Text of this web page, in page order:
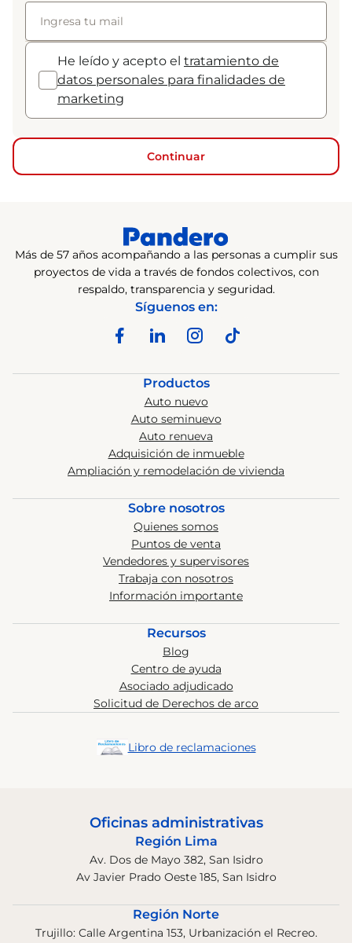
He leído y acepto el tratamiento de
datos personales para finalidades de
marketing
Continuar
Más de 57 años acompañando a las personas a cumplir sus
proyectos de vida a través de fondos colectivos, con
respaldo, transparencia y seguridad.
Síguenos en:
Productos
Auto nuevo
Auto seminuevo
Auto renueva
Adquisición de inmueble
Ampliación y remodelación de vivienda
Sobre nosotros
Quienes somos
Puntos de venta
Vendedores y supervisores
Trabaja con nosotros
Información importante
Recursos
Blog
Centro de ayuda
Asociado adjudicado
Solicitud de Derechos de arco
Libro de reclamaciones
Oficinas administrativas
Región Lima
Av. Dos de Mayo 382, San Isidro
Av Javier Prado Oeste 185, San Isidro
Región Norte
Trujillo: Calle Argentina 153, Urbanización el Recreo.